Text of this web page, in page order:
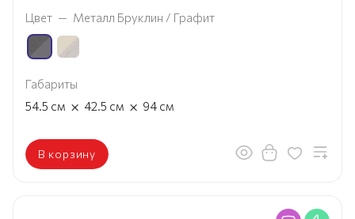
Цвет — Металл Бруклин / Графит
Габариты
54.5 см × 42.5 см × 94 см
В корзину